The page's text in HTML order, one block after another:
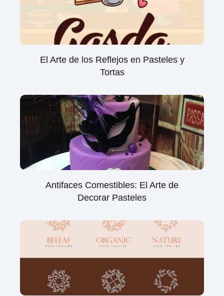
El Arte de los Reflejos en Pasteles y
Tortas
Antifaces Comestibles: El Arte de
Decorar Pasteles